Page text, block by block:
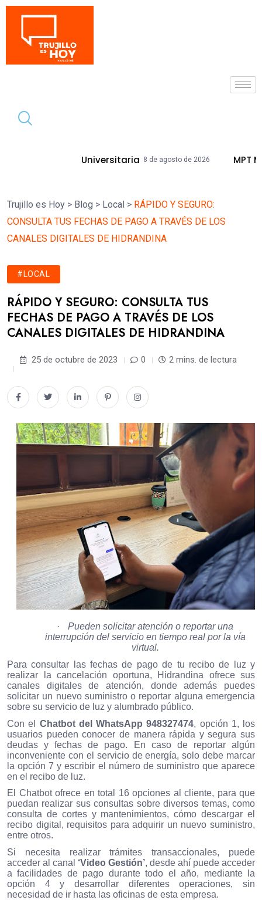
8 de agosto de 2026 MPT Mejorará Calles
Trujillo es Hoy > Blog > Local > RÁPIDO Y SEGURO:
CONSULTA TUS FECHAS DE PAGO A TRAVÉS DE LOS
CANALES DIGITALES DE HIDRANDINA
#LOCAL
RÁPIDO Y SEGURO: CONSULTA TUS
FECHAS DE PAGO A TRAVÉS DE LOS
CANALES DIGITALES DE HIDRANDINA
25 de octubre de 2023 0 2 mins. de lectura
·
Pueden solicitar atención o reportar una
interrupción del servicio en tiempo real por la vía
virtual.
Para consultar las fechas de pago de tu recibo de luz y
realizar la cancelación oportuna, Hidrandina ofrece sus
canales digitales de atención, donde además puedes
solicitar un nuevo suministro o reportar alguna emergencia
sobre su servicio de luz y alumbrado público.
Con el Chatbot del WhatsApp 948327474, opción 1, los
usuarios pueden conocer de manera rápida y segura sus
deudas y fechas de pago. En caso de reportar algún
inconveniente con el servicio de energía, solo debe marcar
la opción 7 y escribir el número de suministro que aparece
en el recibo de luz.
El Chatbot ofrece en total 16 opciones al cliente, para que
puedan realizar sus consultas sobre diversos temas, como
consulta de cortes y mantenimientos, cómo descargar el
recibo digital, requisitos para adquirir un nuevo suministro,
entre otros.
Si necesita realizar trámites transaccionales, puede
acceder al canal ‘Video Gestión’, desde ahí puede acceder
a facilidades de pago durante todo el año, mediante la
opción 4 y desarrollar diferentes operaciones, sin
necesidad de ir hasta las oficinas de esta empresa.